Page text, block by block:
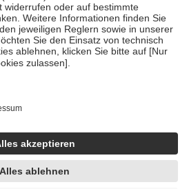
und Früherkennung, die von der
dass es sich um echte Bewertungen
de/articles/4419944605341
unter Zuhilfenahme künstlicher